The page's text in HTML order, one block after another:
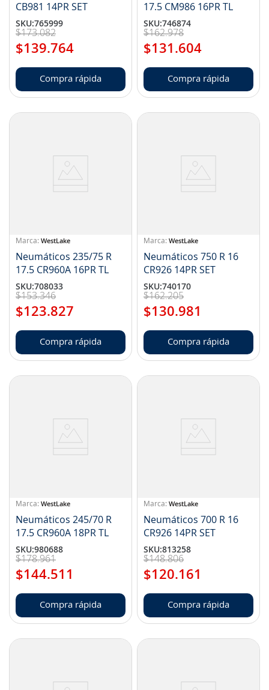
CB981 14PR SET
SKU:765999
$173.082
$139.764
Compra rápida
17.5 CM986 16PR TL
SKU:746874
$162.978
$131 .604
Compra rápida
WestLake
Neumáticos 235/75 R
17.5 CR960A 16PR TL
SKU:708033
$153.346
$123.827
Compra rápida
WestLake
Neumáticos 750 R 16
CR926 14PR SET
SKU:740170
$162.205
$130.981
Compra rápida
WestLake
Neumáticos 245/70 R
17.5 CR960A 18PR TL
SKU:980688
$178.961
$144.511
Compra rápida
WestLake
Neumáticos 700 R 16
CR926 14PR SET
SKU:813258
$148.806
$120.161
Compra rápida